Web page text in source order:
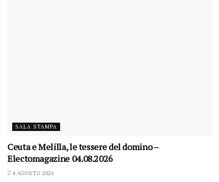
SALA STAMPA
Ceuta e Melilla, le tessere del domino –
Electomagazine 04.08.2026
4 AGOSTO 2026